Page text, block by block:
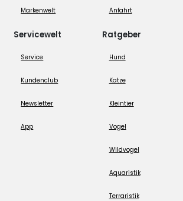
Markenwelt
Servicewelt
Service
Kundenclub
Newsletter
App
Anfahrt
Ratgeber
Hund
Katze
Kleintier
Vogel
Wildvogel
Aquaristik
Terraristik